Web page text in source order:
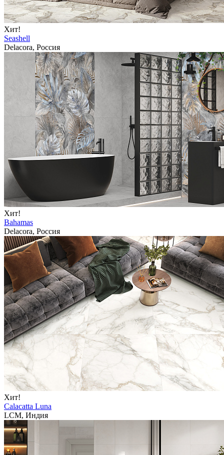
Хит!
Seashell
Delacora, Россия
Хит!
Bahamas
Delacora, Россия
Хит!
Calacatta Luna
LCM, Индия